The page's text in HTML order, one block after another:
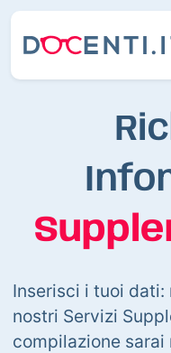
Inserisci i tuoi
nostri Servizi
compilazione